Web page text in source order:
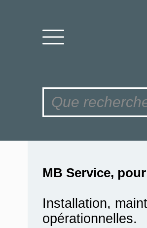
MB Service,
Installation,
opérationnelles.